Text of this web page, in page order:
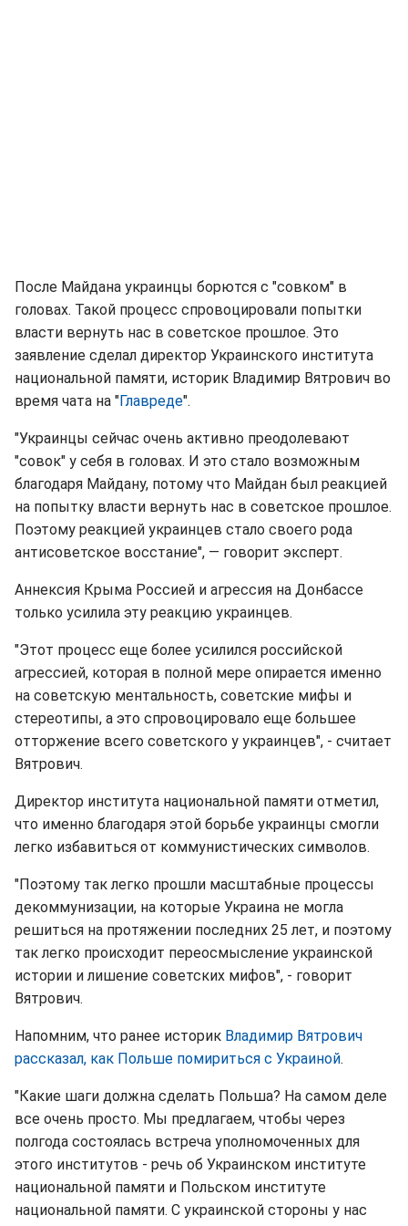
После Майдана украинцы борются с "совком" в
головах. Такой процесс спровоцировали попытки
власти вернуть нас в советское прошлое. Это
заявление сделал директор Украинского института
национальной памяти, историк Владимир Вятрович во
время чата на "Главреде".
"Украинцы сейчас очень активно преодолевают
"совок" у себя в головах. И это стало возможным
благодаря Майдану, потому что Майдан был реакцией
на попытку власти вернуть нас в советское прошлое.
Поэтому реакцией украинцев стало своего рода
антисоветское восстание", — говорит эксперт.
Аннексия Крыма Россией и агрессия на Донбассе
только усилила эту реакцию украинцев.
"Этот процесс еще более усилился российской
агрессией, которая в полной мере опирается именно
на советскую ментальность, советские мифы и
стереотипы, а это спровоцировало еще большее
отторжение всего советского у украинцев", - считает
Вятрович.
Директор института национальной памяти отметил,
что именно благодаря этой борьбе украинцы смогли
легко избавиться от коммунистических символов.
"Поэтому так легко прошли масштабные процессы
декоммунизации, на которые Украина не могла
решиться на протяжении последних 25 лет, и поэтому
так легко происходит переосмысление украинской
истории и лишение советских мифов", - говорит
Вятрович.
Напомним, что ранее историк Владимир Вятрович
рассказал, как Польше помириться с Украиной.
"Какие шаги должна сделать Польша? На самом деле
все очень просто. Мы предлагаем, чтобы через
полгода состоялась встреча уполномоченных для
этого институтов - речь об Украинском институте
национальной памяти и Польском институте
национальной памяти. С украинской стороны у нас